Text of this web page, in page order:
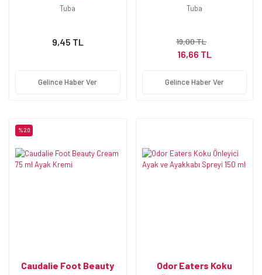
Tuba
9,45 TL
Gelince Haber Ver
Tuba
19,00 TL
16,66 TL
Gelince Haber Ver
%20
Caudalie Foot Beauty
Odor Eaters Koku